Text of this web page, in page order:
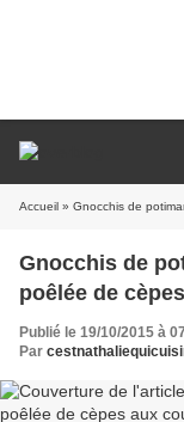
Accueil » Gnocchis de
Gnocchis de
poêlée de
Publié le 19/10/2015 à
Par